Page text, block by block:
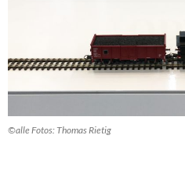
©alle Fotos: Thomas Rietig